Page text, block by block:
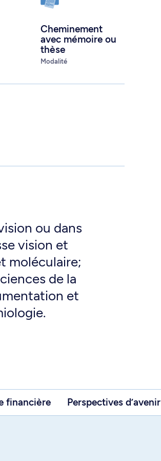
Cheminement
avec mémoire ou
thèse
Modalité
ou dans
vision et
moléculaire;
de la
et
financière Perspectives d’avenir